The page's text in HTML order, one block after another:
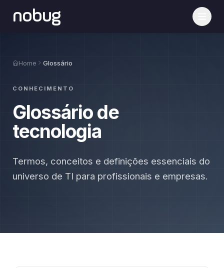
nobug
Home Glossário
CONHECIMENTO
Glossário de
tecnologia
Termos, conceitos e definições essenciais do
universo de TI para profissionais e empresas.